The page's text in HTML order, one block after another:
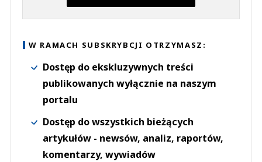
W RAMACH SUBSKRYBCJI OTRZYMASZ:
Dostęp do ekskluzywnych treści
publikowanych wyłącznie na naszym
portalu
Dostęp do wszystkich bieżących
artykułów - newsów, analiz, raportów,
komentarzy, wywiadów